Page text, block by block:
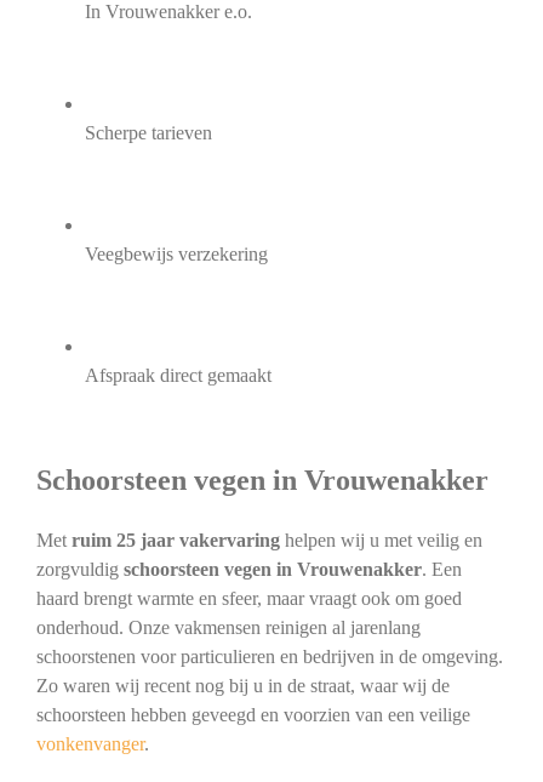
In Vrouwenakker e.o.
Scherpe tarieven
Veegbewijs verzekering
Afspraak direct gemaakt
Schoorsteen vegen in Vrouwenakker
Met ruim 25 jaar vakervaringhelpen wij u met veilig en
zorgvuldig schoorsteen vegen in Vrouwenakker. Een
haard brengt warmte en sfeer, maar vraagt ook om goed
onderhoud. Onze vakmensen reinigen al jarenlang
schoorstenen voor particulieren en bedrijven in de omgeving.
Zo waren wij recent nog bij u in de straat, waar wij de
schoorsteen hebben geveegd en voorzien van een veilige
vonkenvanger.